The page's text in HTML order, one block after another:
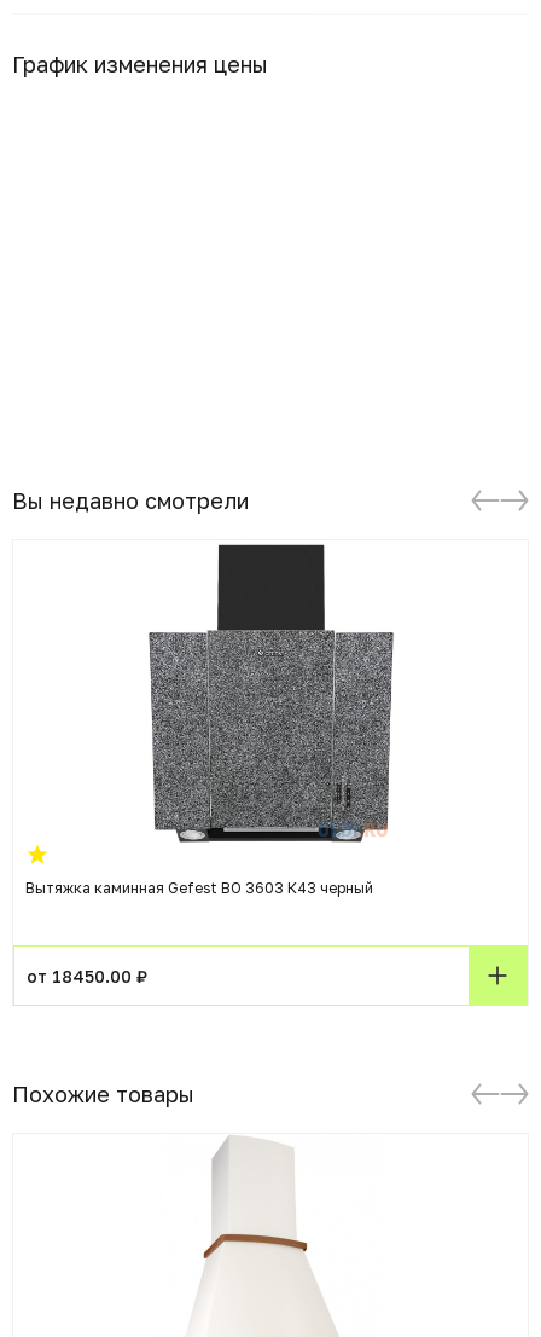
График изменения цены
Вы недавно смотрели
Вытяжка каминная Gefest ВО 3603 К43 черный
от 18450.00 ₽
Похожие товары